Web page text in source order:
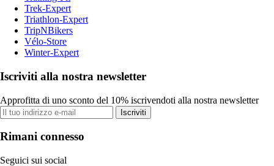
Trek-Expert
Triathlon-Expert
TripNBikers
Vélo-Store
Winter-Expert
Iscriviti alla nostra newsletter
Approfitta di uno sconto del 10% iscrivendoti alla nostra newsletter
Iscriviti
Rimani connesso
Seguici sui social